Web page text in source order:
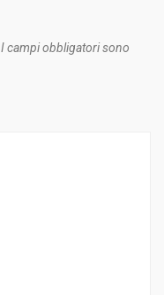
I campi obbligatori sono